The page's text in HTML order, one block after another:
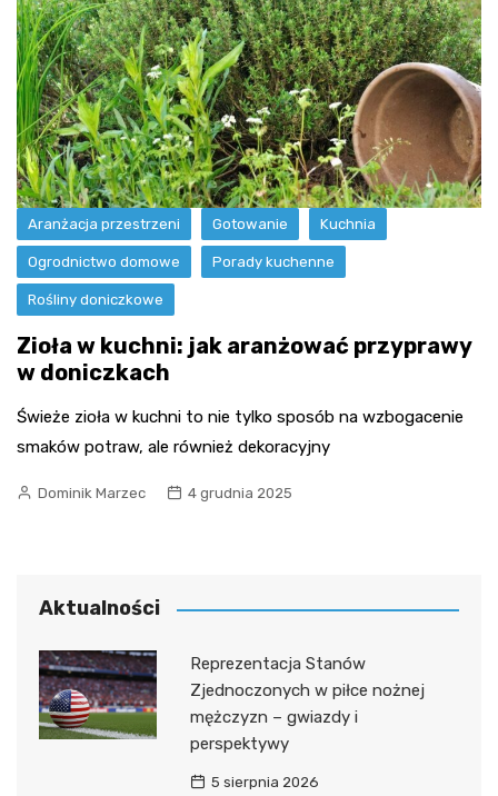
Aranżacja przestrzeni Gotowanie Kuchnia
Ogrodnictwo domowe Porady kuchenne
Rośliny doniczkowe
Zioła w kuchni: jak aranżować przyprawy
w doniczkach
Świeże zioła w kuchni to nie tylko sposób na wzbogacenie
smaków potraw, ale również dekoracyjny
Dominik Marzec 4 grudnia 2025
Aktualności
Reprezentacja Stanów
Zjednoczonych w piłce nożnej
mężczyzn – gwiazdy i
perspektywy
5 sierpnia 2026